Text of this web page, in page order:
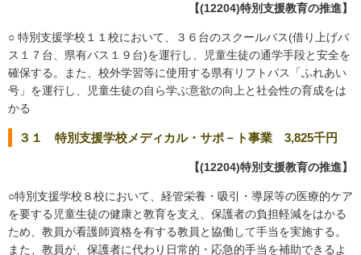
【(12204)特別支援教育の推進】
○ 特別支援学校１１校において、３６台のスクールバス(借り上げバ
ス１７台、県有バス１９台)を運行し、児童生徒の通学手段と安全を
確保する。また、校外学習等に使用する県有リフトバス「ふれあい
号」を運行し、児童生徒の自ら学ぶ意欲の向上と社会性の育成をは
かる
３１ 特別支援学校メディカル・サポ－ト事業 3,825千円
【(12204)特別支援教育の推進】
○特別支援学校８校において、経管栄養・吸引・導尿等の医療的ケア
を要する児童生徒の健康と教育を支え、保護者の負担軽減をはかる
ため、教員が看護師資格を有する教員と協働して手当を実施する。
また、教員が、保護者に代わり日常的・応急的手当を補助できるよ